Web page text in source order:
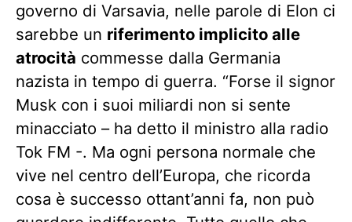
governo di Varsavia, nelle parole di Elon ci
sarebbe un riferimento implicito alle
atrocità commesse dalla Germania
nazista in tempo di guerra. “Forse il signor
Musk con i suoi miliardi non si sente
minacciato – ha detto il ministro alla radio
Tok FM -. Ma ogni persona normale che
vive nel centro dell’Europa, che ricorda
cosa è successo ottant’anni fa, non può